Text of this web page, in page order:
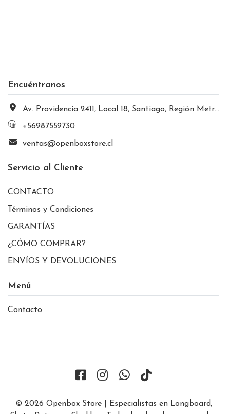
Encuéntranos
Av. Providencia 2411, Local 18, Santiago, Región Metropolitana, Chile
+56987559730
ventas@openboxstore.cl
Servicio al Cliente
CONTACTO
Términos y Condiciones
GARANTÍAS
¿CÓMO COMPRAR?
ENVÍOS Y DEVOLUCIONES
Menú
Contacto
© 2026 Openbox Store | Especialistas en Longboard,